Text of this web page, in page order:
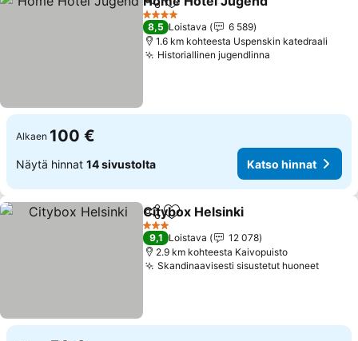
Jaa Lisää suosikkeihin
4 Tähtiluokitus
8,5 Loistava
6 589
1.6 km kohteesta Uspenskin katedraali
Historiallinen jugendlinna
Alkaen 100 €
Näytä hinnat 14 sivustolta Katso hinnat
Jaa Lisää suosikkeihin
Citybox Helsinki
3 Tähtiluokitus
9,1 Loistava
12 078
2.9 km kohteesta Kaivopuisto
Skandinaavisesti sisustetut huoneet